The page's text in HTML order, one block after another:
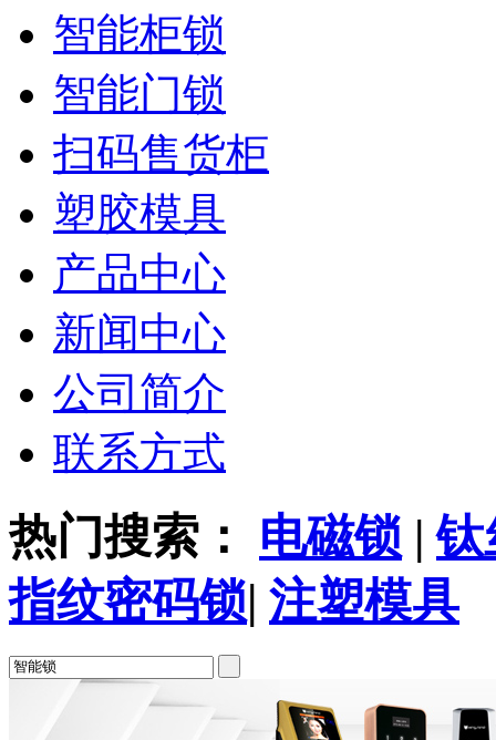
智能柜锁
智能门锁
扫码售货柜
塑胶模具
产品中心
新闻中心
公司简介
联系方式
热门搜索： 电磁锁 |钛
指纹密码锁| 注塑模具